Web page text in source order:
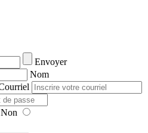
Envoyer
Nom
Non